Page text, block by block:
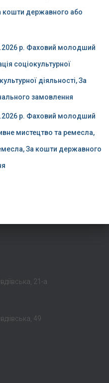
кошти державного або
р. Фаховий молодший
соціокультурної
діяльності, За
замовлення
р. Фаховий молодший
мистецтво та ремесла,
За кошти державного
21-а
49